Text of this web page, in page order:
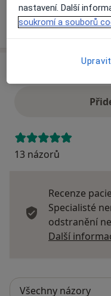
13 názorů
Recenze
Specialisté
odstranění
Další
nastavení. Další
soukromí a souborů